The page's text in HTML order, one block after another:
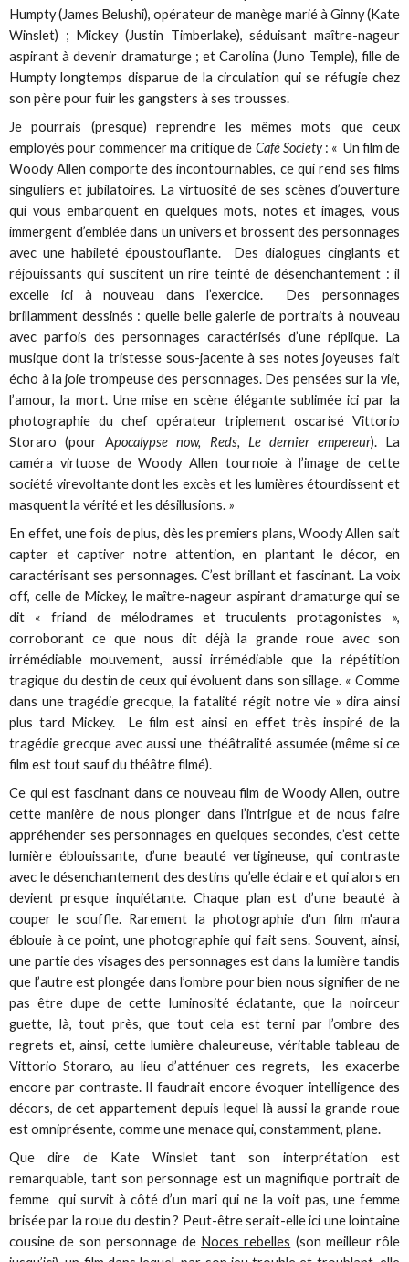
Humpty (James Belushi), opérateur de manège marié à Ginny (Kate
Winslet) ; Mickey (Justin Timberlake), séduisant maître-nageur
aspirant à devenir dramaturge ; et Carolina (Juno Temple), fille de
Humpty longtemps disparue de la circulation qui se réfugie chez
son père pour fuir les gangsters à ses trousses.
Je pourrais (presque) reprendre les mêmes mots que ceux
employés pour commencerma critique de Café Society: « Un film de
Woody Allen comporte des incontournables, ce qui rend ses films
singuliers et jubilatoires. La virtuosité de ses scènes d’ouverture
qui vous embarquent en quelques mots, notes et images, vous
immergent d’emblée dans un univers et brossent des personnages
avec une habileté époustouflante. Des dialogues cinglants et
réjouissants qui suscitent un rire teinté de désenchantement : il
excelle ici à nouveau dans l’exercice. Des personnages
brillamment dessinés : quelle belle galerie de portraits à nouveau
avec parfois des personnages caractérisés d’une réplique. La
musique dont la tristesse sous-jacente à ses notes joyeuses fait
écho à la joie trompeuse des personnages. Des pensées sur la vie,
l’amour, la mort. Une mise en scène élégante sublimée ici par la
photographie du chef opérateur triplement oscarisé Vittorio
Storaro (pour Apocalypse now, Reds, Le dernier empereur). La
caméra virtuose de Woody Allen tournoie à l’image de cette
société virevoltante dont les excès et les lumières étourdissent et
masquent la vérité et les désillusions. »
En effet, une fois de plus, dès les premiers plans, Woody Allen sait
capter et captiver notre attention, en plantant le décor, en
caractérisant ses personnages. C’est brillant et fascinant. La voix
off, celle de Mickey, le maître-nageur aspirant dramaturge qui se
dit « friand de mélodrames et truculents protagonistes »,
corroborant ce que nous dit déjà la grande roue avec son
irrémédiable mouvement, aussi irrémédiable que la répétition
tragique du destin de ceux qui évoluent dans son sillage. « Comme
dans une tragédie grecque, la fatalité régit notre vie » dira ainsi
plus tard Mickey. Le film est ainsi en effet très inspiré de la
tragédie grecque avec aussi une théâtralité assumée (même si ce
film est tout sauf du théâtre filmé).
Ce qui est fascinant dans ce nouveau film de Woody Allen, outre
cette manière de nous plonger dans l’intrigue et de nous faire
appréhender ses personnages en quelques secondes, c’est cette
lumière éblouissante, d’une beauté vertigineuse, qui contraste
avec le désenchantement des destins qu’elle éclaire et qui alors en
devient presque inquiétante. Chaque plan est d’une beauté à
couper le souffle. Rarement la photographie d'un film m'aura
éblouie à ce point, une photographie qui fait sens. Souvent, ainsi,
une partie des visages des personnages est dans la lumière tandis
que l’autre est plongée dans l’ombre pour bien nous signifier de ne
pas être dupe de cette luminosité éclatante, que la noirceur
guette, là, tout près, que tout cela est terni par l’ombre des
regrets et, ainsi, cette lumière chaleureuse, véritable tableau de
Vittorio Storaro, au lieu d’atténuer ces regrets, les exacerbe
encore par contraste. Il faudrait encore évoquer intelligence des
décors, de cet appartement depuis lequel là aussi la grande roue
est omniprésente, comme une menace qui, constamment, plane.
Que dire de Kate Winslet tant son interprétation est
remarquable, tant son personnage est un magnifique portrait de
femme qui survit à côté d’un mari qui ne la voit pas, une femme
brisée par la roue du destin ? Peut-être serait-elle ici une lointaine
cousine de son personnage de Noces rebelles (son meilleur rôle